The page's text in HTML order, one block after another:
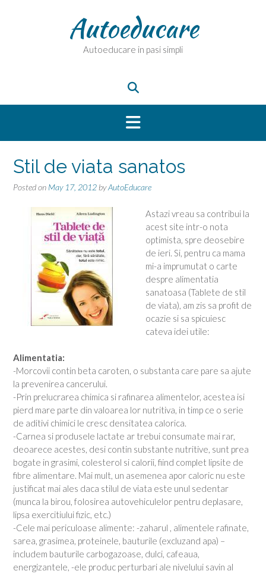
Autoeducare
Autoeducare in pasi simpli
Stil de viata sanatos
Posted on May 17, 2012 byAutoEducare
Astazi vreau sa contribui la
acest site intr-o nota
optimista, spre deosebire
de ieri. Si, pentru ca mama
mi-a imprumutat o carte
despre alimentatia
sanatoasa (Tablete de stil
de viata), am zis sa profit de
ocazie si sa spicuiesc
cateva idei utile:
Alimentatia:
-Morcovii contin beta caroten, o substanta care pare sa ajute
la prevenirea cancerului.
-Prin prelucrarea chimica si rafinarea alimentelor, acestea isi
pierd mare parte din valoarea lor nutritiva, in timp ce o serie
de aditivi chimici le cresc densitatea calorica.
-Carnea si produsele lactate ar trebui consumate mai rar,
deoarece acestes, desi contin substante nutritive, sunt prea
bogate in grasimi, colesterol si calorii, fiind complet lipsite de
fibre alimentare. Mai mult, un asemenea apor caloric nu este
justificat mai ales daca stilul de viata este unul sedentar
(munca la birou, folosirea autovehiculelor pentru deplasare,
lipsa exercitiului fizic, etc.)
-Cele mai periculoase alimente: -zaharul , alimentele rafinate,
sarea, grasimea, proteinele, bauturile (excluzand apa) –
includem bauturile carbogazoase, dulci, cafeaua,
energizantele, -ele produc perturbari ale nivelului savin al